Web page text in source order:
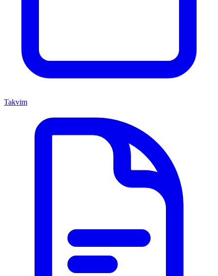
Takvim